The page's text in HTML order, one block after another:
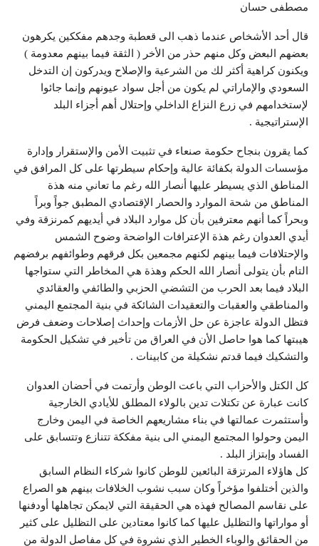
مصطفى حسان
قال أحد الأشخاص عندما ذهب الى قعطبة وجدهم مفككين يكرهون
بعضهم البعض وكل منهم حذر من الأخر ( الثقة فيما بينهم معدومة )
ويكنون كراهية أكثر لك من الشرعية والإصلاح ويدركون إن التدخل
السعودي والإماراتي لم يكون من أجل سواد عيونهم وإنما جائوا
لإستخدامهم في زرع النزاع الداخلي وإحتلال أهم أجزاء البلد
الإستراتيجية .
كما يقرون بنجاح حكومة صنعاء في تثبيت الأمن والإستقرار وإدارة
مؤسسات الدولة بكفائة عالية وإحكام سيطرتها على كل المرافق في
المناطق الذي يسيطر عليها أنصار الله رغم ما تعاني منه هذة
المناطق من شحة الموارد والحصار الإقتصادي المطبق جواً وبراً
وبحراً كما أنهم معترفين بأن كل موارد البلاد في أيديهم كمرنزقة وفي
أيدي العدوان رغم هذة الإعترافات الواضحة وضوح الشمس
والإحتلافات فيما بينهم لكنهم مجمعين بكل فرقهم وطوائفهم برفضهم
التام بأن يتولى أنصار الله الحكم وهذة هي المخاطر التي ستواجها
البلاد فيما بعد الحرب من التشضي الحزبي والطائفي والعقائدي
والمناطقي والعقبات والتعقيدات الشائكة في بنية المجتمع اليمني
فتظل الدولة عاجزة عن حل الأزمات وإحداث إصلاحات وضعف فرض
هيبتها كما هوا حاصل الأن في العراق من تأخير في تشكيل الحكومة
والتشكيك فيما قدتم نشكيلة من كابينات .
كل الكتل والأحزاب التي باعت الوطن وأرتمت في أحضان العدوان
كانت عبارة عن تكتلات تدين بالولاء المطلق للأيادي الخارجية
وأستثمرت عمالتها في بناء مشاريعهم الخاصة في اليمن وخارج
اليمن وحولوا المجتمع اليمني الى بنية مفككة تتنازع وتتسابق على
الفساد وإبتزاز البلد .
كل هاؤلاء المرتزقة البائعين للوطن كانوا شركاء النظام السابق
والذين أختلفوا مؤخراً وكان سبب نشوب الخلافات بينهم هو الصراع
على نقاسم المصالح فهذه هي الحقيقة التي لايمكن تجاهلها أودفنها
أو مواراتها والتظليل عليها كما كانوا معتادين على التظليل على كثير
من الحقائق والوباء الخطير الذي نشروة في كل مفاصل الدولة من